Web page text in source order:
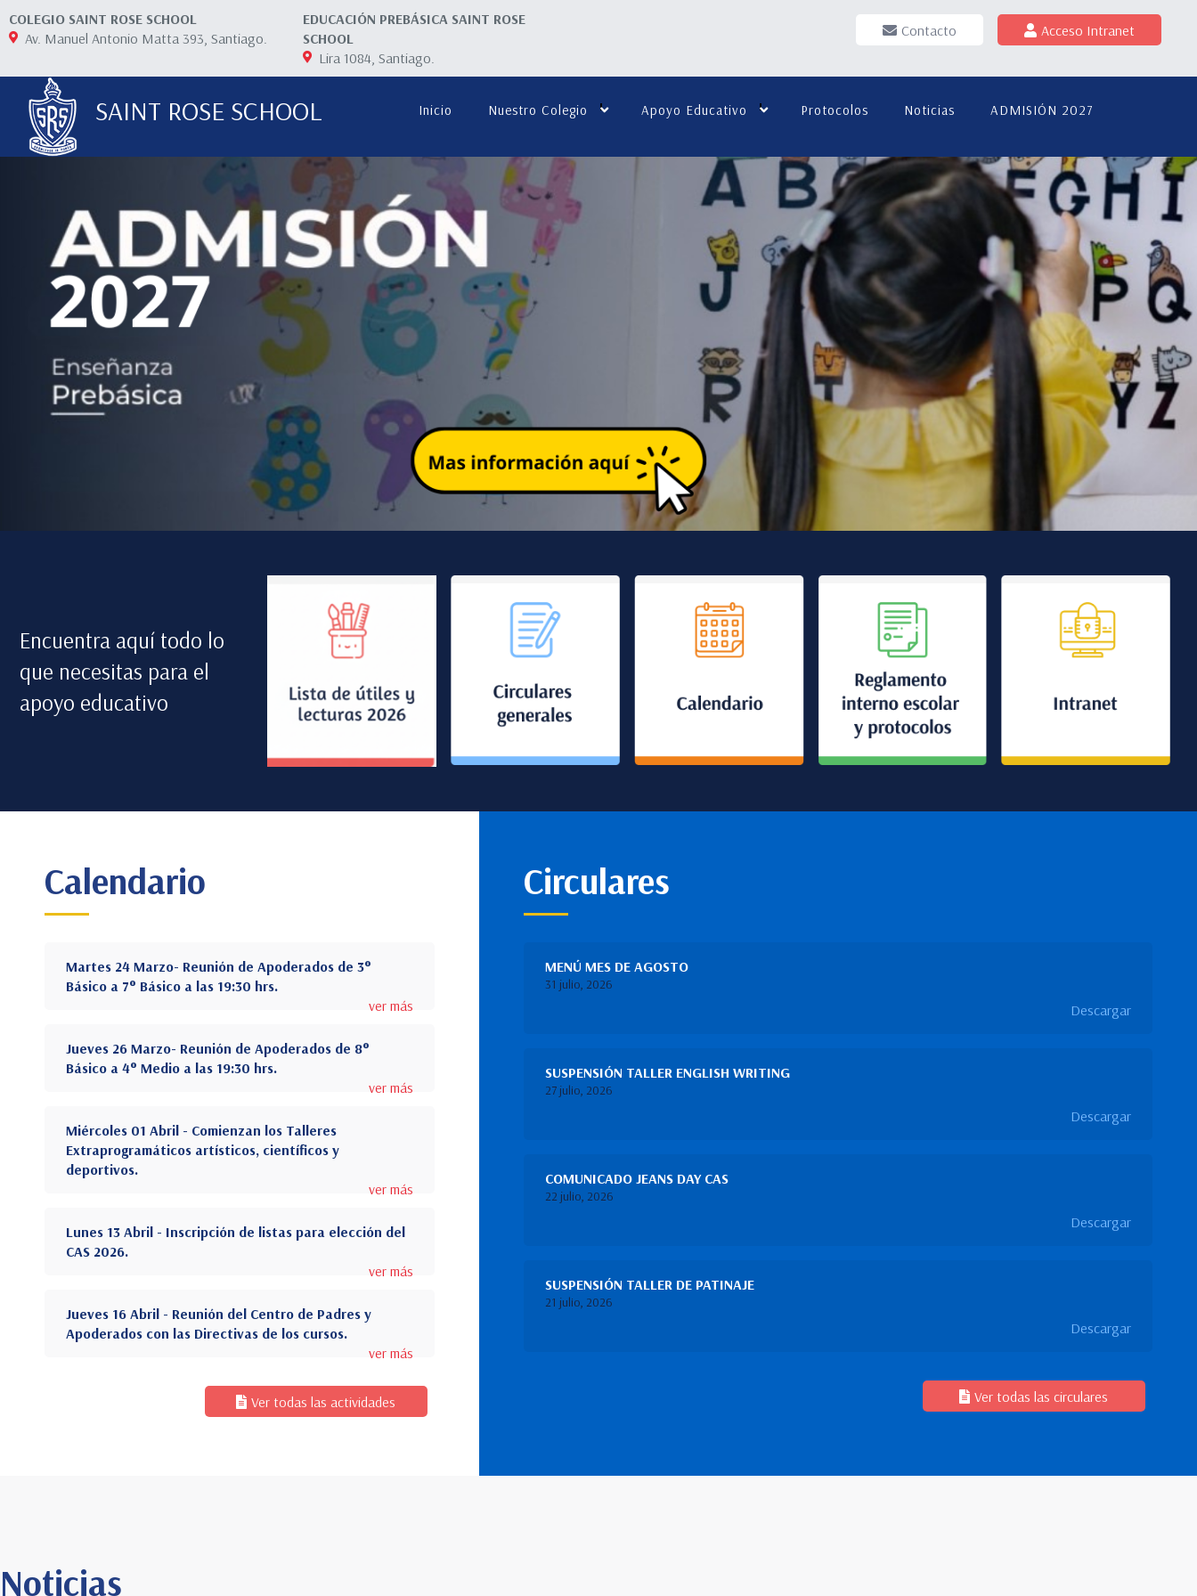
COLEGIO SAINT ROSE SCHOOL
Av. Manuel Antonio Matta 393, Santiago.
EDUCACIÓN PREBÁSICA SAINT ROSE
SCHOOL
Lira 1084, Santiago.
Contacto Acceso Intranet
SAINT ROSE SCHOOL Inicio Nuestro Colegio Apoyo Educativo Protocolos Noticias ADMISIÓN 2027
Encuentra aquí todo lo
que necesitas para el
apoyo educativo
Calendario
Martes 24 Marzo- Reunión de Apoderados de 3°
Básico a 7° Básico a las 19:30 hrs.
ver más
Jueves 26 Marzo- Reunión de Apoderados de 8°
Básico a 4° Medio a las 19:30 hrs.
ver más
Miércoles 01 Abril - Comienzan los Talleres
Extraprogramáticos artísticos, científicos y
deportivos.
ver más
Lunes 13 Abril - Inscripción de listas para elección del
CAS 2026.
ver más
Jueves 16 Abril - Reunión del Centro de Padres y
Apoderados con las Directivas de los cursos.
ver más
Ver todas las actividades
Circulares
MENÚ MES DE AGOSTO
31 julio, 2026
Descargar
SUSPENSIÓN TALLER ENGLISH WRITING
27 julio, 2026
Descargar
COMUNICADO JEANS DAY CAS
22 julio, 2026
Descargar
SUSPENSIÓN TALLER DE PATINAJE
21 julio, 2026
Descargar
Ver todas las circulares
Noticias